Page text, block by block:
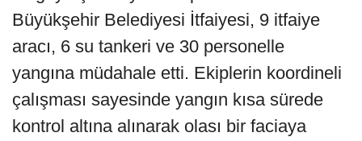
Büyükşehir Belediyesi İtfaiyesi, 9 itfaiye
aracı, 6 su tankeri ve 30 personelle
yangına müdahale etti. Ekiplerin koordineli
çalışması sayesinde yangın kısa sürede
kontrol altına alınarak olası bir faciaya